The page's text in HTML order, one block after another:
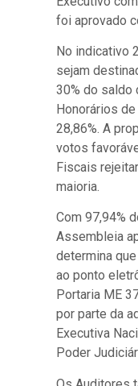
foi aprovado
No indicativo
sejam
30% do saldo
Honorários
28,86%. A
votos
Fiscais
maioria.
Com 97,94%
Assembleia
determina
ao ponto
Portaria ME
por parte da
Executiva
Poder